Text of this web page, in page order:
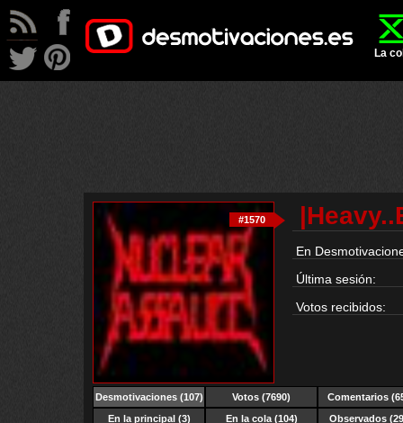
La
#1570
En
Última sesión:
Votos recibidos:
Desmotivaciones(107) Votos (7690)
Comentarios
En la principal (3)
En la cola (104) Observados